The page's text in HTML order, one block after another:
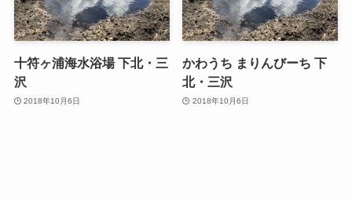
十符ヶ浦海水浴場 下北・三
沢
2018年10月6日
かわうち まりんびーち 下
北・三沢
2018年10月6日